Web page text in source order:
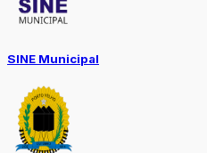
SINE Municipal